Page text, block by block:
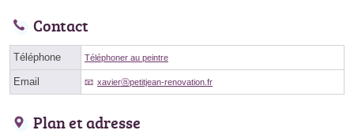
Contact
Téléphone Téléphoner au peintre
Email xavierⓐpetitjean-renovation.fr
Plan et adresse